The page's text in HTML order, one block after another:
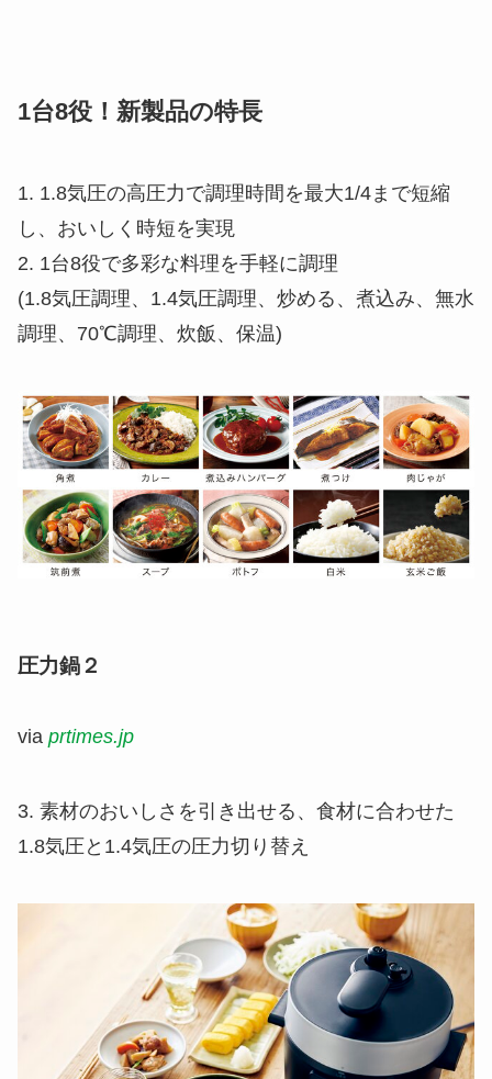
1台8役！新製品の特長
1. 1.8気圧の高圧力で調理時間を最大1/4まで短縮
し、おいしく時短を実現
2. 1台8役で多彩な料理を手軽に調理
(1.8気圧調理、1.4気圧調理、炒める、煮込み、無水
調理、70℃調理、炊飯、保温)
圧力鍋２
via prtimes.jp
3. 素材のおいしさを引き出せる、食材に合わせた
1.8気圧と1.4気圧の圧力切り替え